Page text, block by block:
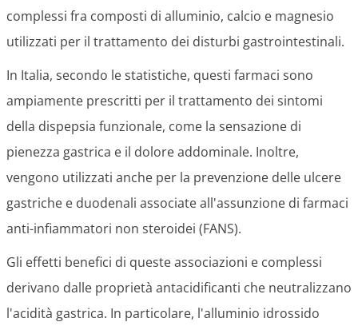
complessi fra composti di alluminio, calcio e magnesio
utilizzati per il trattamento dei disturbi gastrointestinali.
In Italia, secondo le statistiche, questi farmaci sono
ampiamente prescritti per il trattamento dei sintomi
della dispepsia funzionale, come la sensazione di
pienezza gastrica e il dolore addominale. Inoltre,
vengono utilizzati anche per la prevenzione delle ulcere
gastriche e duodenali associate all'assunzione di farmaci
anti-infiammatori non steroidei (FANS).
Gli effetti benefici di queste associazioni e complessi
derivano dalle proprietà antacidificanti che neutralizzano
l'acidità gastrica. In particolare, l'alluminio idrossido